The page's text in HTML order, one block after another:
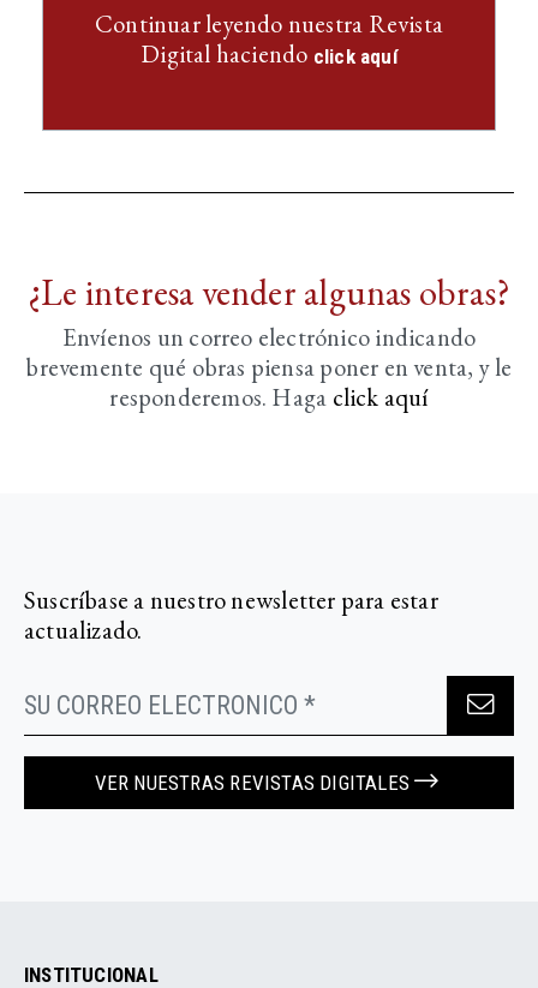
Continuar leyendo nuestra Revista
Digital haciendo click aquí
¿Le interesa vender algunas obras?
Envíenos un correo electrónico indicando
brevemente qué obras piensa poner en venta, y le
responderemos. Haga click aquí­
Suscríbase a nuestro newsletter para estar
actualizado.
VER NUESTRAS REVISTAS DIGITALES
INSTITUCIONAL